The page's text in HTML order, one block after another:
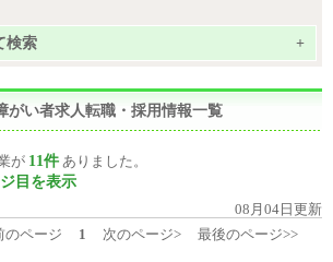
検索 +
がい者求人転職・採用情報一覧
が 11件 ありました。
目を表示
08月04日更新
のページ 1 次のページ> 最後のページ>>